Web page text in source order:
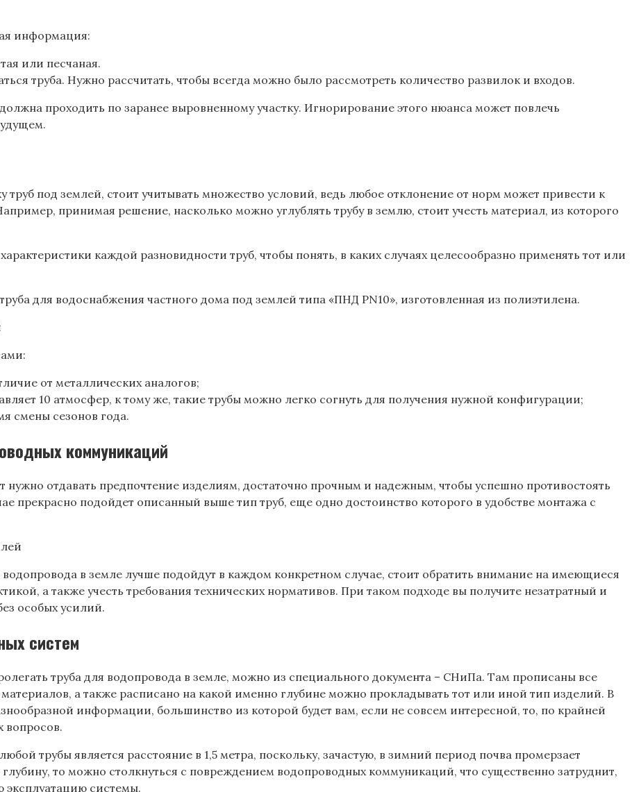
информация:
или песчаная.
труба. Нужно рассчитать, чтобы всегда можно было рассмотреть количество развилок и входов.
проходить по заранее выровненному участку. Игнорирование этого нюанса может повлечь
труб под землей, стоит учитывать множество условий, ведь любое отклонение от норм может привести к
принимая решение, насколько можно углублять трубу в землю, стоит учесть материал, из которого
каждой разновидности труб, чтобы понять, в каких случаях целесообразно применять тот или
для водоснабжения частного дома под землей типа «ПНД PN10», изготовленная из полиэтилена.
от металлических аналогов;
10 атмосфер, к тому же, такие трубы можно легко согнуть для получения нужной конфигурации;
смены сезонов года.
коммуникаций
нужно отдавать предпочтение изделиям, достаточно прочным и надежным, чтобы успешно противостоять
прекрасно подойдет описанный выше тип труб, еще одно достоинство которого в удобстве монтажа с
в земле лучше подойдут в каждом конкретном случае, стоит обратить внимание на имеющиеся
а также учесть требования технических нормативов. При таком подходе вы получите незатратный и
особых усилий.
систем
труба для водопровода в земле, можно из специального документа – СНиПа. Там прописаны все
а также расписано на какой именно глубине можно прокладывать тот или иной тип изделий. В
информации, большинство из которой будет вам, если не совсем интересной, то, по крайней
вопросов.
трубы является расстояние в 1,5 метра, поскольку, зачастую, в зимний период почва промерзает
то можно столкнуться с повреждением водопроводных коммуникаций, что существенно затруднит,
эксплуатацию системы.